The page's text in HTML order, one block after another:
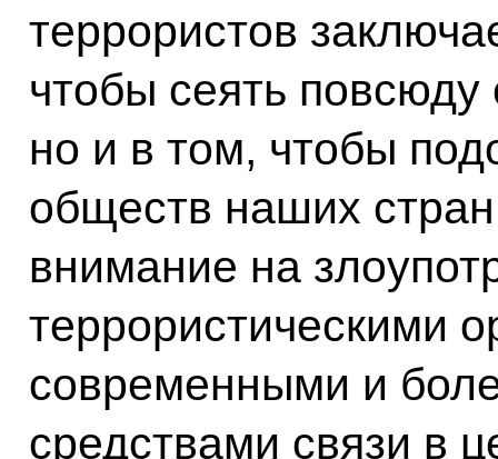
террористов
чтобы сеять повсюду
но и в том, чтобы
обществ наших
внимание на
террористическими
современными и
средствами связи в